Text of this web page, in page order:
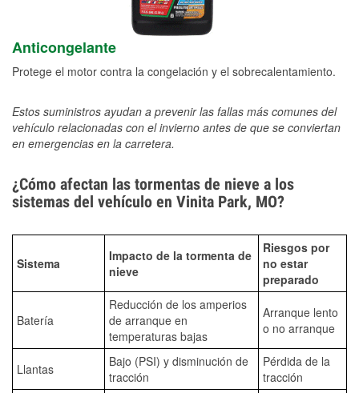
Anticongelante
Protege el motor contra la congelación y el sobrecalentamiento.
Estos suministros ayudan a prevenir las fallas más comunes del
vehículo relacionadas con el invierno antes de que se conviertan
en emergencias en la carretera.
¿Cómo afectan las tormentas de nieve a los
sistemas del vehículo en Vinita Park, MO?
Sistema
Impacto de la tormenta de
nieve
Riesgos por
no estar
preparado
Batería
Reducción de los amperios
de arranque en
temperaturas bajas
Arranque lento
o no arranque
Llantas
Bajo (PSI) y disminución de
tracción
Pérdida de la
tracción